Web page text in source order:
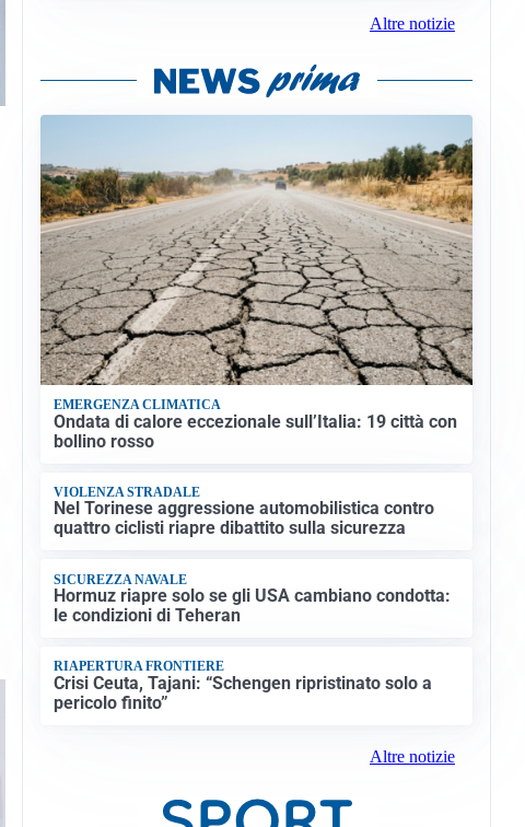
Altre notizie
EMERGENZA CLIMATICA
Ondata di calore eccezionale sull’Italia: 19 città con
bollino rosso
VIOLENZA STRADALE
Nel Torinese aggressione automobilistica contro
quattro ciclisti riapre dibattito sulla sicurezza
SICUREZZA NAVALE
Hormuz riapre solo se gli USA cambiano condotta:
le condizioni di Teheran
RIAPERTURA FRONTIERE
Crisi Ceuta, Tajani: “Schengen ripristinato solo a
pericolo finito”
Altre notizie